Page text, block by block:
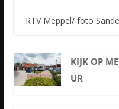
RTV Meppel/ foto
KIJK OP
UR